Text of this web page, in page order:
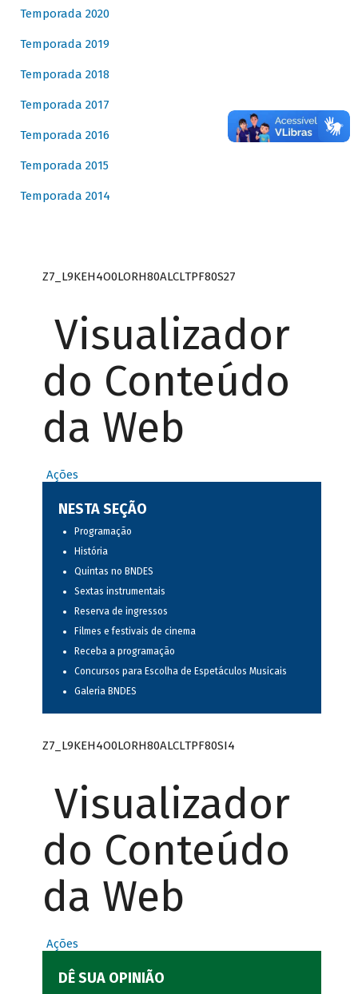
Temporada 2020
Temporada 2019
Temporada 2018
Temporada 2017
Temporada 2016
Temporada 2015
Temporada 2014
Z7_L9KEH4O0LORH80ALCLTPF80S27
Visualizador
do Conteúdo
da Web
Ações
NESTA SEÇÃO
Programação
História
Quintas no BNDES
Sextas instrumentais
Reserva de ingressos
Filmes e festivais de cinema
Receba a programação
Concursos para Escolha de Espetáculos Musicais
Galeria BNDES
Z7_L9KEH4O0LORH80ALCLTPF80SI4
Visualizador
do Conteúdo
da Web
Ações
DÊ SUA OPINIÃO